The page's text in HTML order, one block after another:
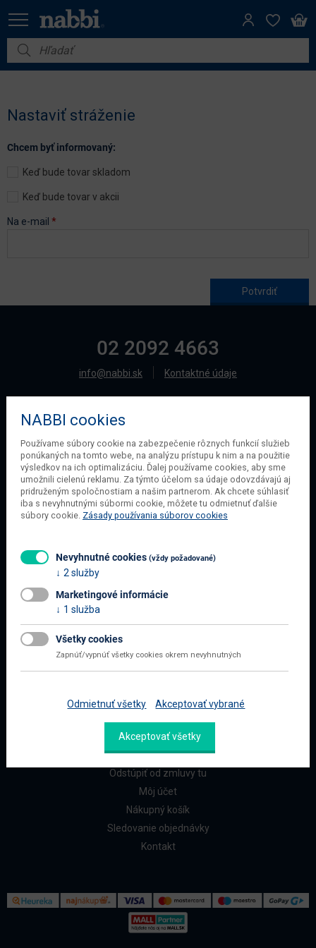
Nábytok
Dom a záhrada
Akcie
Nastaviť stráženie
Chcem byť informovaný:
Keď bude tovar skladom
Keď bude tovar v akcii
Na e-mail *
02 2092 4663
info@nabbi.sk Kontaktné údaje
O SPOLOČNOSTI
O našej spoločnosti
Obchodné podmienky
Ochrana osobných údajov
Blog
Všetko o nákupe
Najčastejšie otázky
Doprava a platba
ZÁKAZNÍCI
Reklamačný formulár
Odstúpiť od zmluvy tu
Môj účet
Nákupný košík
Sledovanie objednávky
Kontakt
NABBI cookies
Používame súbory cookie na zabezpečenie rôznych funkcií služieb
ponúkaných na tomto webe, na analýzu prístupu k nim a na použitie
výsledkov na ich optimalizáciu. Ďalej používame cookies, aby sme
umožnili cielenú reklamu. Za týmto účelom sa údaje odovzdávajú aj
pridruženým spoločnostiam a našim partnerom. Ak chcete súhlasiť
iba s nevyhnutnými súbormi cookie, môžete tu odmietnuť ďalšie
súbory cookie. Zásady používania súborov cookies
Nevyhnutné cookies (vždy požadované)
2 služby
Marketingové informácie
1 služba
Všetky cookies
Zapnúť/vypnúť všetky cookies okrem nevyhnutných
Odmietnuť všetky Akceptovať vybrané
Akceptovať všetky